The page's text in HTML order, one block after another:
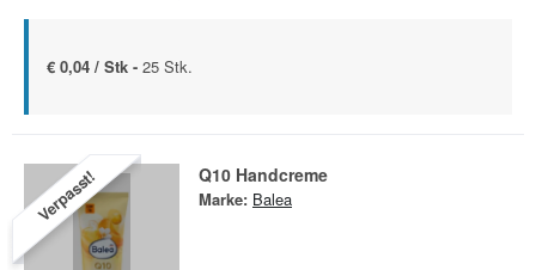
€ 0,04 / Stk - 25 Stk.
Verpasst! Q10 Handcreme
Marke: Balea